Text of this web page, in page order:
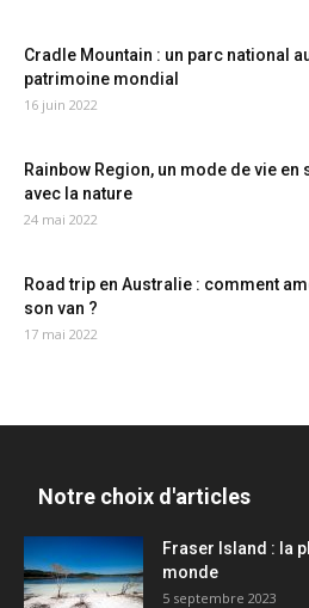
Cradle Mountain : un parc national
patrimoine mondial
16 juin 2022
Rainbow Region, un mode de vie en
avec la nature
24 mai 2022
Road trip en Australie : comment
son van ?
17 mai 2022
Notre choix d'articles
Fraser Island : la
monde
5 septembre 2023